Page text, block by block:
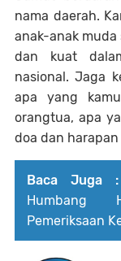
nama daerah.
anak-anak muda
dan kuat
nasional. Jaga
apa yang
orangtua, apa
doa dan
Baca Juga :
Humbang
Pemeriksaan